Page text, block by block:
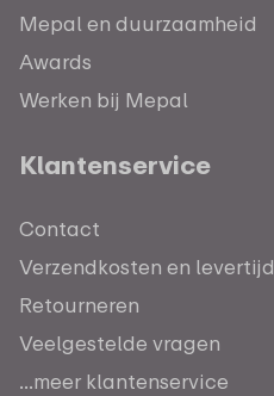
Mepal en duurzaamheid
Awards
Werken bij Mepal
Klantenservice
Contact
Verzendkosten en levertijd
Retourneren
Veelgestelde vragen
...meer klantenservice